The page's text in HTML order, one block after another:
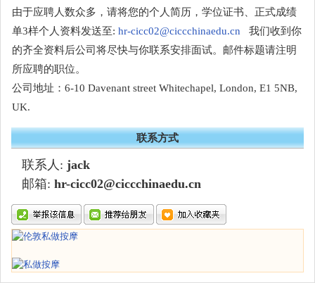
由于应聘人数众多，请将您的个人简历，学位证书、正式成绩
单3样个人资料发送至: hr-cicc02@ciccchinaedu.cn 我们收到你
的齐全资料后公司将尽快与你联系安排面试。邮件标题请注明
所应聘的职位。
公司地址：6-10 Davenant street Whitechapel, London, E1 5NB,
UK.
联系方式
联系人: jack
邮箱: hr-cicc02@ciccchinaedu.cn